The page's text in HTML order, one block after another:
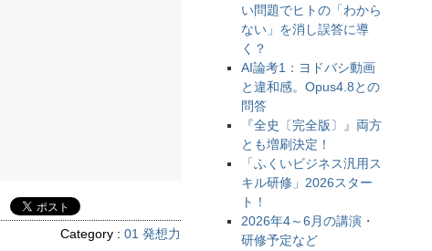
Category : 01 発想力
い問題でヒトの「わから
ない」を消し誤答に導
く？
AI論考1：ヨドバシ動画
と違和感。Opus4.8との
問答
『全史〔完全版〕』両方
とも増刷決定！
「ふくいビジネス汎用ス
キル研修」2026スター
ト！
2026年4～6月の講演・
研修予定など